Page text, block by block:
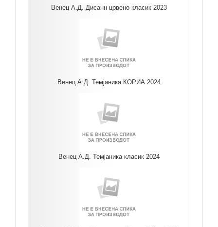
Венец А.Д. Дисанн црвено класик 2023
Венец А.Д. Темјаника КОРИА 2024
Венец А.Д. Темјаника класик 2024